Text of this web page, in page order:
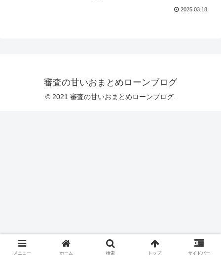
2025.03.18
審査の甘いおまとめローンブログ
© 2021 審査の甘いおまとめローンブログ.
メニュー ホーム 検索 トップ サイドバー